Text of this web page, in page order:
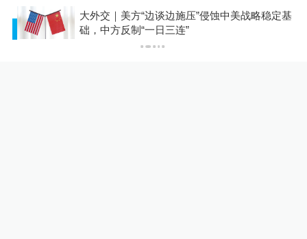
1
人喊网友“爸爸”博流量，“母女
合拍”多账号被封禁
直击现场 9小时前
大外交｜美方“边谈边施压”侵蚀中美战略稳定基
础，中方反制“一日三连”